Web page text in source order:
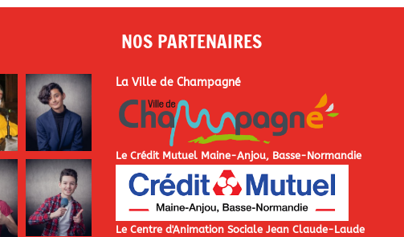
NOS PARTENAIRES
La Ville de Champagné
Le Crédit Mutuel Maine-Anjou, Basse-Normandie
Le Centre d'Animation Sociale Jean Claude-Laude